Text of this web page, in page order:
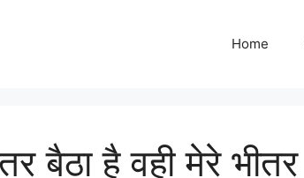
Home
बैठा है वही मेरे